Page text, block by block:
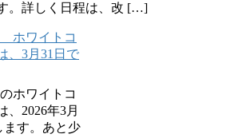
。詳しく日程は、改 […]
ホワイトコ
、3月31日で
ホワイトコ
、2026年3月
ます。あと少